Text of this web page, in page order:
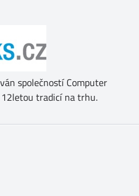
společností Computer
12letou tradicí na trhu.